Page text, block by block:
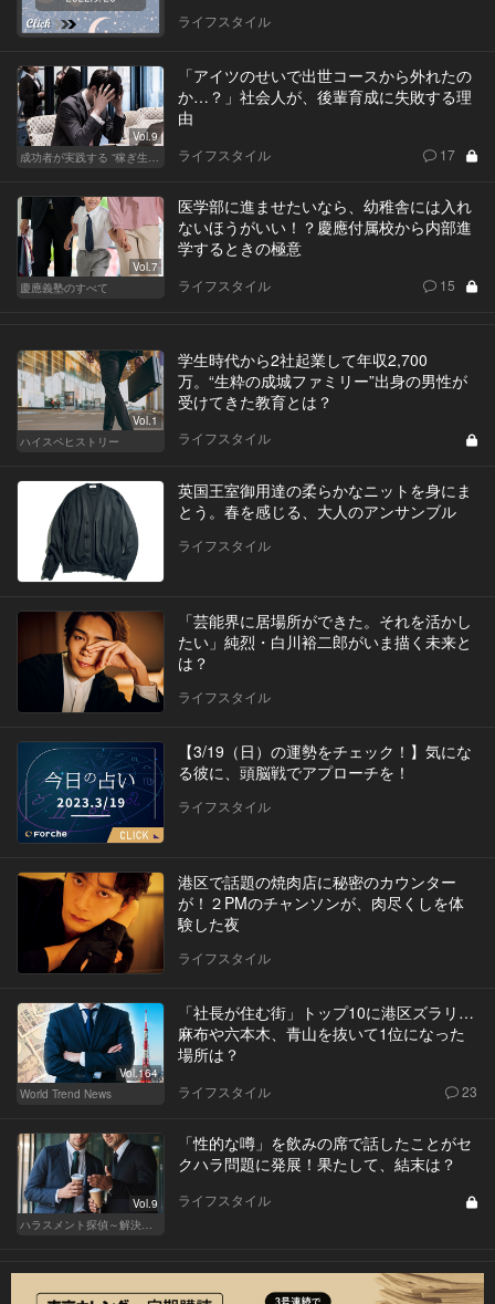
ライフスタイル
Vol.9
成功者が実践する “稼ぎ生活”
「アイツのせいで出世コースから外れたの
か…？」社会人が、後輩育成に失敗する理
由
ライフスタイル 17
Vol.7
慶應義塾のすべて
医学部に進ませたいなら、幼稚舎には入れ
ないほうがいい！？慶應付属校から内部進
学するときの極意
ライフスタイル 15
Vol.1
ハイスペヒストリー
学生時代から2社起業して年収2,700
万。“生粋の成城ファミリー”出身の男性が
受けてきた教育とは？
ライフスタイル
英国王室御用達の柔らかなニットを身にま
とう。春を感じる、大人のアンサンブル
ライフスタイル
「芸能界に居場所ができた。それを活かし
たい」純烈・白川裕二郎がいま描く未来と
は？
ライフスタイル
【3/19（日）の運勢をチェック！】気にな
る彼に、頭脳戦でアプローチを！
ライフスタイル
港区で話題の焼肉店に秘密のカウンター
が！２PMのチャンソンが、肉尽くしを体
験した夜
ライフスタイル
Vol.164
World Trend News
「社長が住む街」トップ10に港区ズラリ…
麻布や六本木、青山を抜いて1位になった
場所は？
ライフスタイル 23
Vol.9
ハラスメント探偵～解決編～
「性的な噂」を飲みの席で話したことがセ
クハラ問題に発展！果たして、結末は？
ライフスタイル